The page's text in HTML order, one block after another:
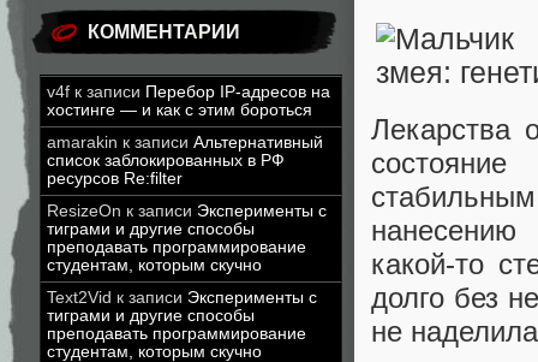
КОММЕНТАРИИ
v4f к записи Перебор IP-адресов на
хостинге — и как с этим бороться
amarakin к записи Альтернативный
список заблокированных в РФ
ресурсов Re:filter
ResizeOn к записи Эксперименты с
тиграми и другие способы
преподавать программирование
студентам, которым скучно
Text2Vid к записи Эксперименты с
тиграми и другие способы
преподавать программирование
студентам, которым скучно
Лекарства
какой-то
долго без
не